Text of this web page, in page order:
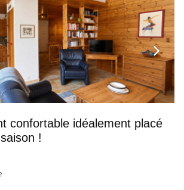
confortable idéalement placé
!